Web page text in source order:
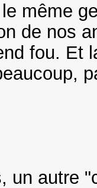
même
de nos
fou. Et
un autre